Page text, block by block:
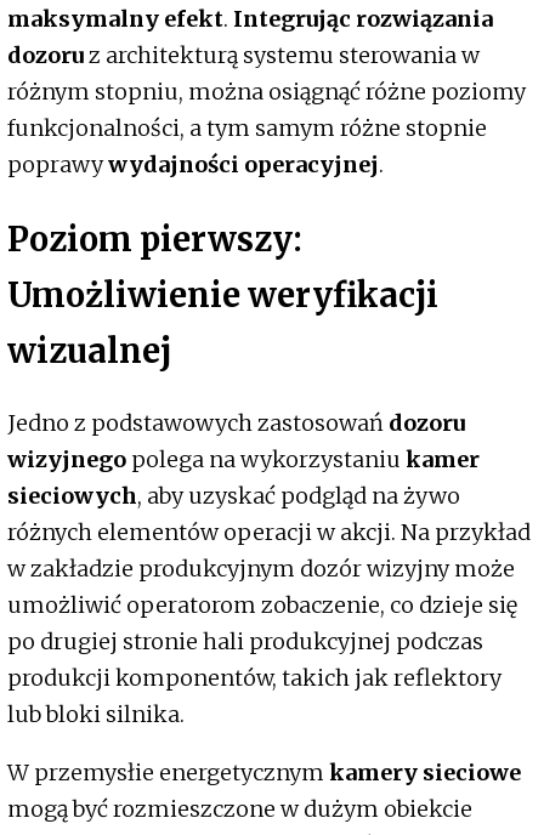
maksymalny efekt. Integrując rozwiązania
dozoruz architekturą systemu sterowania w
różnym stopniu, można osiągnąć różne poziomy
funkcjonalności, a tym samym różne stopnie
poprawywydajności operacyjnej.
Poziom pierwszy:
Umożliwienie weryfikacji
wizualnej
Jedno z podstawowych zastosowań dozoru
wizyjnego polega na wykorzystaniu kamer
sieciowych, aby uzyskać podgląd na żywo
różnych elementów operacji w akcji. Na przykład
w zakładzie produkcyjnym dozór wizyjny może
umożliwić operatorom zobaczenie, co dzieje się
po drugiej stronie hali produkcyjnej podczas
produkcji komponentów, takich jak reflektory
lub bloki silnika.
W przemysłie energetycznym kamery sieciowe
mogą być rozmieszczone w dużym obiekcie